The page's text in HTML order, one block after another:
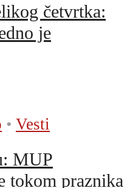
četvrtka:
je
• Vesti
MUP
tokom praznika